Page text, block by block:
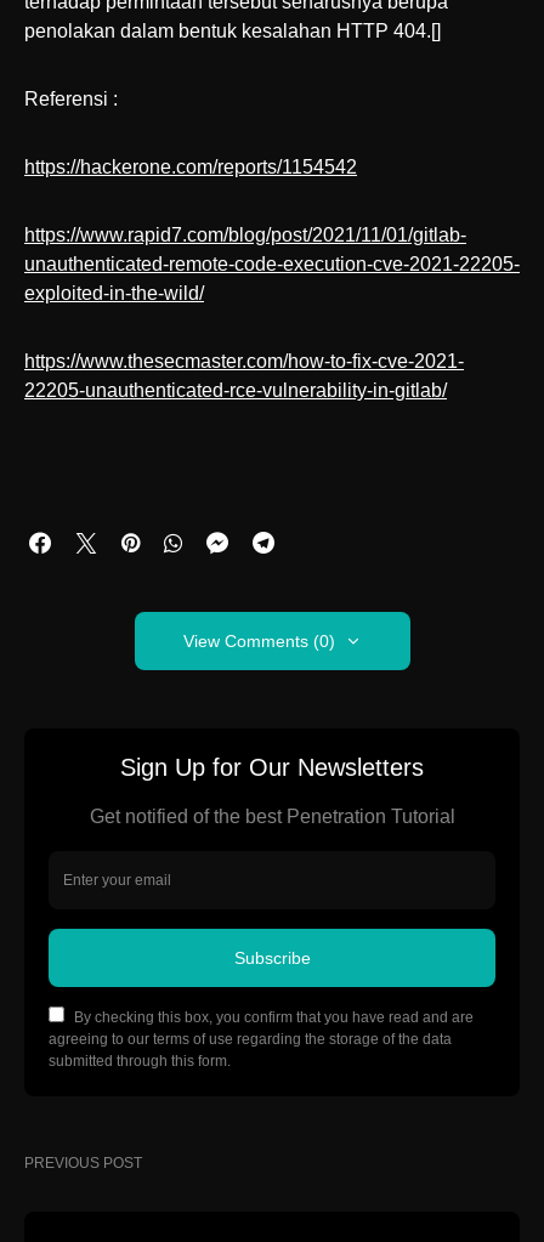
penolakan dalam bentuk kesalahan HTTP 404.[]
Referensi :
https://hackerone.com/reports/1154542
https://www.rapid7.com/blog/post/2021/11/01/gitlab-
unauthenticated-remote-code-execution-cve-2021-22205-
exploited-in-the-wild/
https://www.thesecmaster.com/how-to-fix-cve-2021-
22205-unauthenticated-rce-vulnerability-in-gitlab/
View Comments (0)
Sign Up for Our Newsletters
Get notified of the best Penetration Tutorial
Subscribe
By checking this box, you confirm that you have read and are
agreeing to our terms of use regarding the storage of the data
submitted through this form.
PREVIOUS POST